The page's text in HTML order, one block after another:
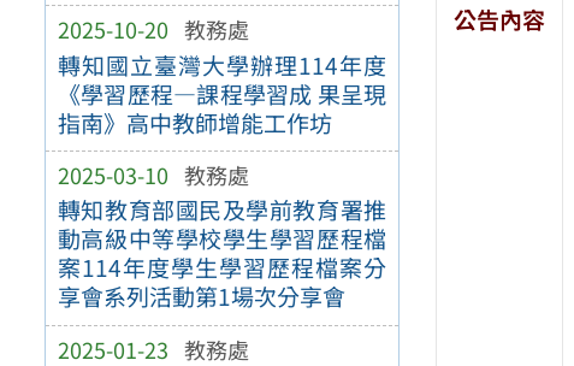
2025-10-20 教務處
轉知國立臺灣大學辦理114年度
《學習歷程—課程學習成 果呈現
指南》高中教師增能工作坊
2025-03-10 教務處
轉知教育部國民及學前教育署推
動高級中等學校學生學習歷程檔
案114年度學生學習歷程檔案分
享會系列活動第1場次分享會
2025-01-23 教務處
公告內容